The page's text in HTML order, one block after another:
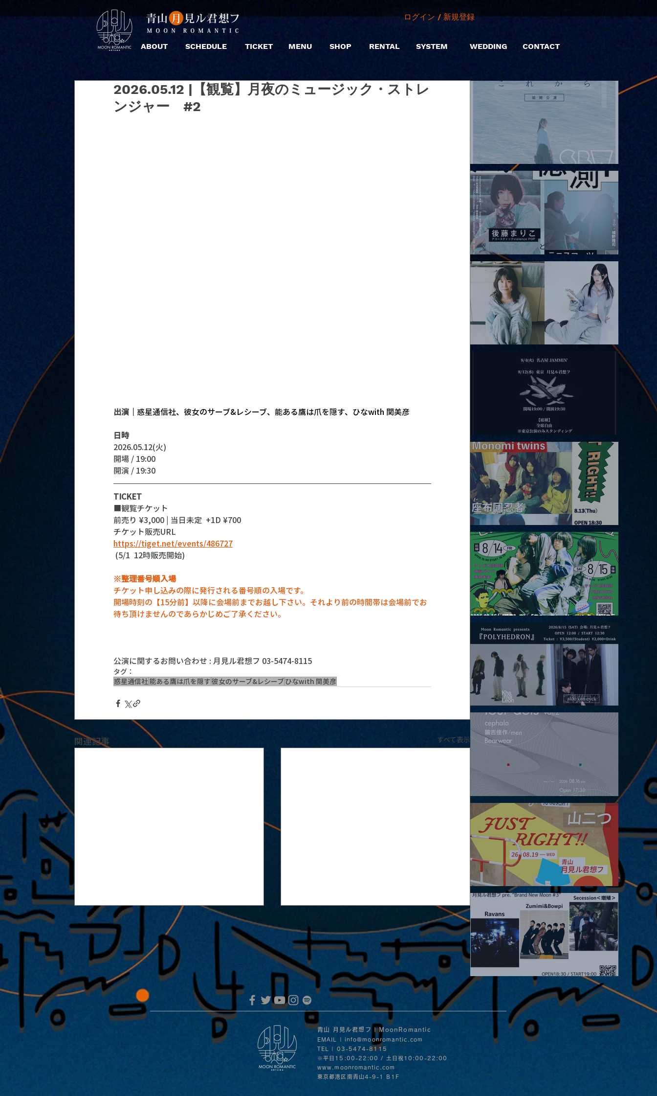
ABOUT SCHEDULE TICKET MENU SHOP
ログイン / 新規登録
RENTAL SYSTEM WEDDING CONTACT
2026.05.12 |【観覧】月夜のミュージック・ストレ
ンジャー #2
出演｜ 惑星通信社、彼女のサーブ&レシーブ、能ある鷹は爪を隠す、ひなwith 関美彦
日時
2026.05.12(火)
開場 / 19:00
開演 / 19:30
TICKET
■観覧チケット
前売り ¥3,000 | 当日未定  +1D ¥700
チケット販売URL
https://tiget.net/events/486727
(5/1  12時販売開始)
※整理番号順入場
チケット申し込みの際に発行される番号順の入場です。
開場時刻の【15分前】以降に会場前までお越し下さい。それより前の時間帯は会場前でお
待ち頂けませんのであらかじめご了承ください。
公演に関するお問い合わせ : 月見ル君想フ 03-5474-8115
タグ：
惑星通信社能ある鷹は爪を隠す彼女のサーブ&レシーブひなwith 関美彦
関連記事 すべて表示
2026.05.01 |【観覧】COMPLEX & 月見
2026.05.02 |【観覧】哀と凛人の無所属
単独営利目的ライヴ「月下奇人の三夜」
第一夜
2026.08.08 |【観覧】Oaiko pre.「これから」延期公演 Blurred
City Lights × 17歳とベルリンの壁
2026.08.10 |【観覧】「巷のmyストーリー/風の憶測1～後藤まりこ
アコースティックviolence POPとテニスコーツ」
2026.08.12 |【観覧】田澤孝介 ソロワンマン 「Ballad Box 2026」
2026.08.13 |【観覧】JUST RIGHT!! vol.26
2026.08.15 |【観覧】夜）『巷のmyストーリー/センター"訳"フラ
ッシュ⚡️後編』
2026.08.15 |【観覧】昼）月見ルpre.『POLYHEDRON』
2026.08.16 |【観覧】夜）four dots vol.2
2026.08.19 |【観覧】JUST RIGHT!! vol.27
2026.08.20 |【観覧】月見ル君想フpre. “Brand New Moon #3”
青山 月見ル君想フ | MoonRomantic
EMAIL |
info@moonromantic.com
TEL | 03-5474-8115
※平日15:00-22:00 / 土日祝10:00-22:00
www.moonromantic.com
​東京都港区南青山4-9-1 B1F